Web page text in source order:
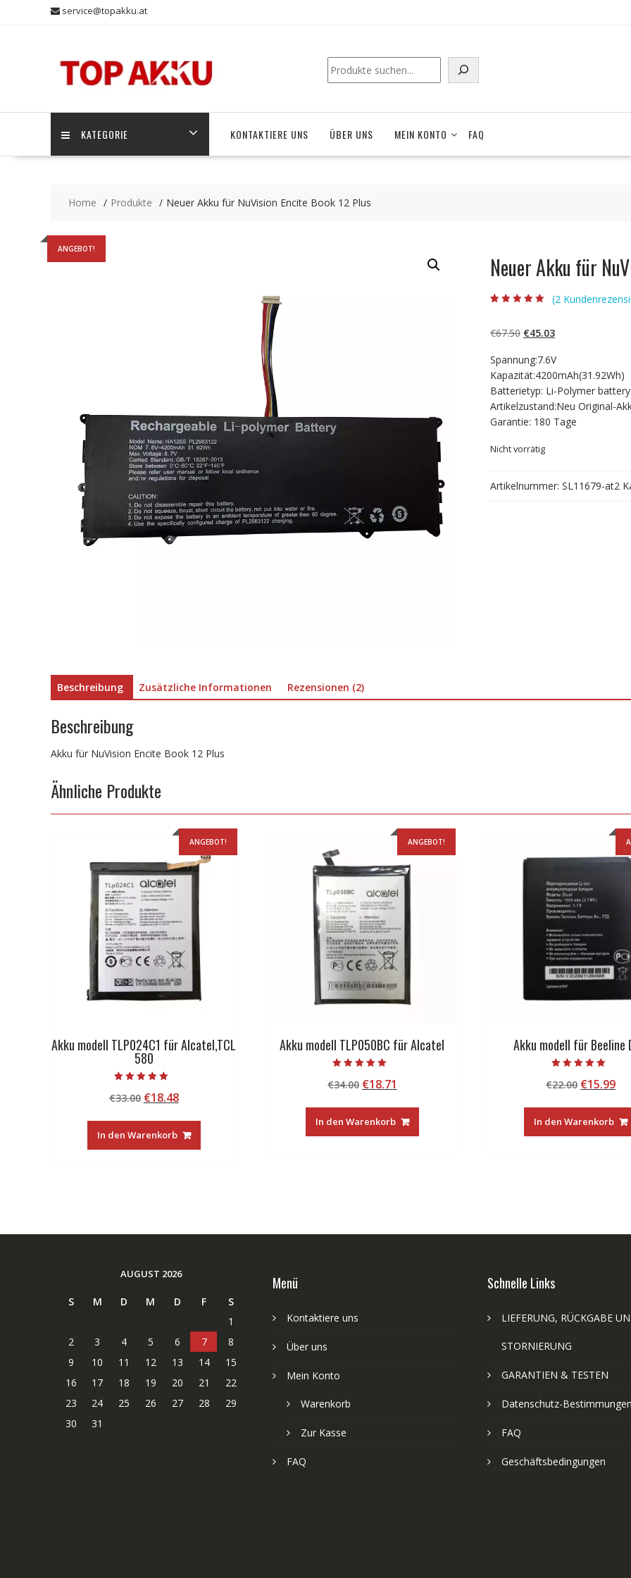
service@topakku.at
KATEGORIE KONTAKTIERE UNS ÜBER UNS MEIN KONTO FAQ
Home Produkte Neuer Akku für NuVision Encite Book 12 Plus
ANGEBOT!
Neuer Akku für
basierend auf
Kundenbewertun
(2
€67.50 Ursprünglicher
war:
€67.50
€45.03Aktueller
ist:
€45.03.
Spannung:7.6V
Kapazität:4200mAh(31.92Wh)
Batterietyp: Li-Polymer battery
Artikelzustand:Neu Original-
Garantie: 180 Tage
Nicht vorrätig
Artikelnummer: SL11679-at2
Beschreibung Zusätzliche Informationen Rezensionen (2)
Beschreibung
Akku für NuVision Encite Book 12 Plus
Ähnliche Produkte
ANGEBOT!
Akku modell TLP024C1 für Alcatel,TCL
580
5.00
von 5
€33.00 Ursprünglicher
war:
€33.00
€18.48Aktueller
ist:
€18.48.
In den Warenkorb
ANGEBOT!
Akku modell TLP050BC für Alcatel
5.00
von 5
€34.00 Ursprünglicher
war:
€34.00
€18.71
ist:
€18.71.
In den Warenkorb
Akku modell für Beeline
5.00
von 5
€22.00
war:
€22.00
€15.99
ist:
In den Warenkorb
AUGUST 2026
S M D M D F
S
1
2
3 4 5 6 7
8
9
10 11 12 13 14
15
16
17 18 19 20 21
22
23
24 25 26 27 28
29
30
31
Menü
Kontaktiere uns
Über uns
Mein Konto
Warenkorb
Zur Kasse
FAQ
Schnelle Links
LIEFERUNG, RÜCKGABE
STORNIERUNG
GARANTIEN & TESTEN
Datenschutz-Bestimmungen
FAQ
Geschäftsbedingungen